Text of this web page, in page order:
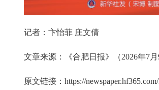
记者：卞怡菲 庄文倩
文章来源：《合肥日报》（2026年7月
原文链接： https://